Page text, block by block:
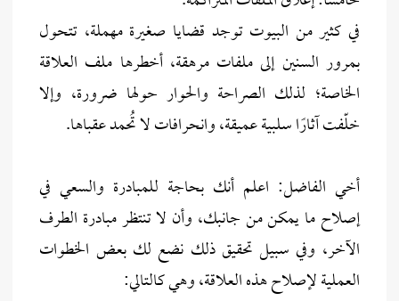
في كثير من البيوت توجد قضايا صغيرة مهملة، تتحول
بمرور السنين إلى ملفات مرهقة، أخطرها ملف العلاقة
الخاصة؛ لذلك الصراحة والحوار حولها ضرورة، وإلا
خلّفت آثارًا سلبية عميقة، وانحرافات لا تُحمد عقباها.
أخي الفاضل: اعلم أنك بحاجة للمبادرة والسعي في
إصلاح ما يمكن من جانبك، وأن لا تنتظر مبادرة الطرف
الآخر، وفي سبيل تحقيق ذلك نضع لك بعض الخطوات
العملية لإصلاح هذه العلاقة، وهي كالتالي: